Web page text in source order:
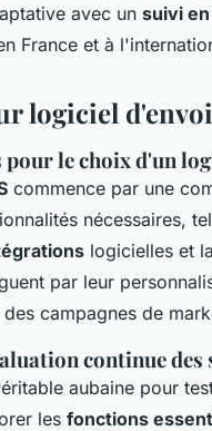
avec un suivi
France et à
logiciel
le choix d'un
commence par une
nécessaires,
logicielles et
par leur
campagnes de
continue
aubaine pour
les fonctions